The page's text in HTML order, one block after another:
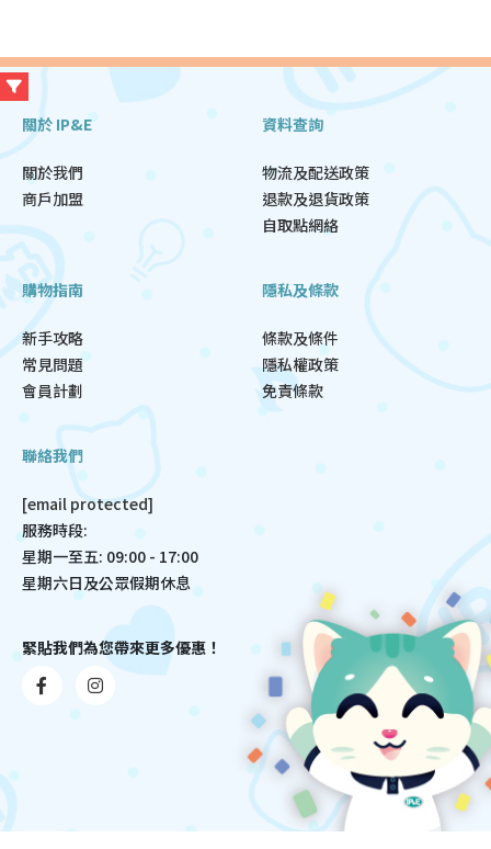
關於 IP&E
關於我們
商戶加盟
資料查詢
物流及配送政策
退款及退貨政策
自取點網絡
購物指南
新手攻略
常見問題
會員計劃
隱私及條款
條款及條件
隱私權政策
免責條款
聯絡我們
[email protected]
服務時段:
星期一至五: 09:00 - 17:00
星期六日及公眾假期休息
緊貼我們為您帶來更多優惠！